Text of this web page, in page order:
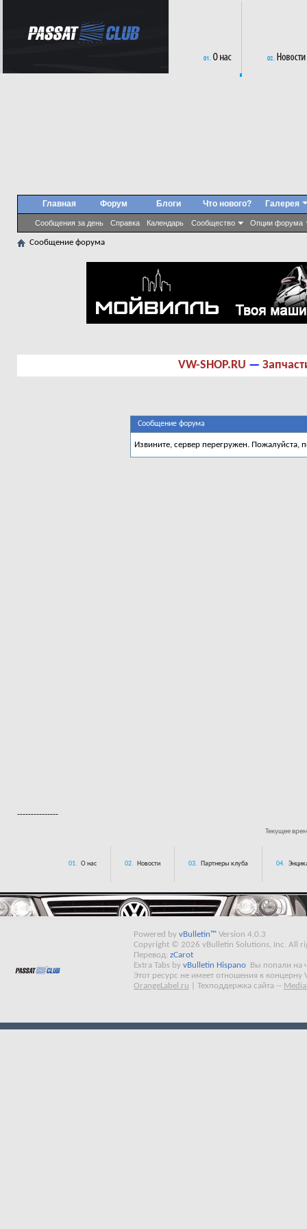
Главная Форум
Сообщения за день Справка Календарь Сообщество Опции форума
Блоги Что нового? Галерея
Сообщение форума
VW-SHOP.RU —
Сообщение форума
Извините, сервер перегружен. Пожалуйста,
---------------
Текущее
01. О нас 02. Новости 03. Партнеры клуба 04.
Powered by vBulletin™ Version 4.0.3
Copyright © 2026 vBulletin Solutions, Inc. All
Перевод: zCarot
Extra Tabs by vBulletin Hispano
Вы попали на
Этот ресурс не имеет отношения к концерну
OrangeLabel.ru
Техподдержка сайта --